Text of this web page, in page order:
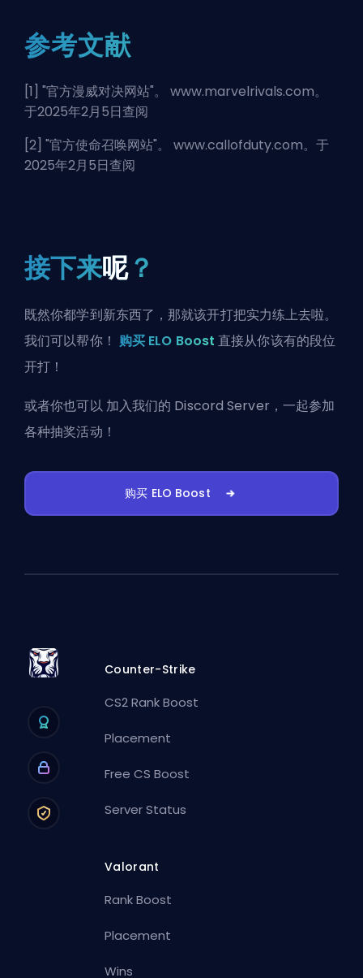
参考文献
[1] "官方漫威对决网站"。 www.marvelrivals.com。
于2025年2月5日查阅
[2] "官方使命召唤网站"。 www.callofduty.com。于
2025年2月5日查阅
接下来呢？
既然你都学到新东西了，那就该开打把实力练上去啦。
我们可以帮你！ 购买 ELO Boost 直接从你该有的段位
开打！
或者你也可以 加入我们的 Discord Server ，一起参加
各种抽奖活动！
购买 ELO Boost
Counter-Strike
CS2 Rank Boost
Placement
Free CS Boost
Server Status
Valorant
Rank Boost
Placement
Wins